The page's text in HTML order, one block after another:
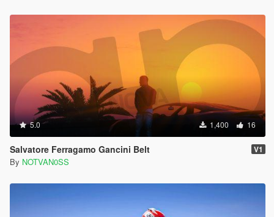
5.0 1,400 16
Salvatore Ferragamo Gancini Belt V1
By NOTVAN0SS